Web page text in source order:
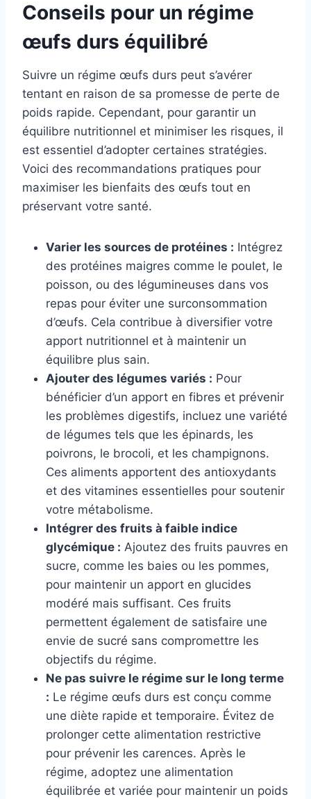
Conseils pour un régime
œufs durs équilibré
Suivre un régime œufs durs peut s’avérer
tentant en raison de sa promesse de perte de
poids rapide. Cependant, pour garantir un
équilibre nutritionnel et minimiser les risques, il
est essentiel d’adopter certaines stratégies.
Voici des recommandations pratiques pour
maximiser les bienfaits des œufs tout en
préservant votre santé.
Varier les sources de protéines : Intégrez
des protéines maigres comme le poulet, le
poisson, ou des légumineuses dans vos
repas pour éviter une surconsommation
d’œufs. Cela contribue à diversifier votre
apport nutritionnel et à maintenir un
équilibre plus sain.
Ajouter des légumes variés : Pour
bénéficier d’un apport en fibres et prévenir
les problèmes digestifs, incluez une variété
de légumes tels que les épinards, les
poivrons, le brocoli, et les champignons.
Ces aliments apportent des antioxydants
et des vitamines essentielles pour soutenir
votre métabolisme.
Intégrer des fruits à faible indice
glycémique : Ajoutez des fruits pauvres en
sucre, comme les baies ou les pommes,
pour maintenir un apport en glucides
modéré mais suffisant. Ces fruits
permettent également de satisfaire une
envie de sucré sans compromettre les
objectifs du régime.
Ne pas suivre le régime sur le long terme
: Le régime œufs durs est conçu comme
une diète rapide et temporaire. Évitez de
prolonger cette alimentation restrictive
pour prévenir les carences. Après le
régime, adoptez une alimentation
équilibrée et variée pour maintenir un poids